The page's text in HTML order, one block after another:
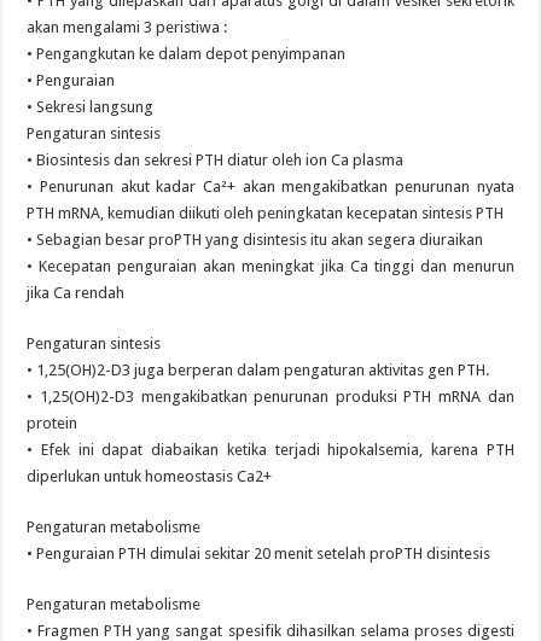
akan mengalami 3 peristiwa :
• Pengangkutan ke dalam depot penyimpanan
• Penguraian
• Sekresi langsung
Pengaturan sintesis
• Biosintesis dan sekresi PTH diatur oleh ion Ca plasma
• Penurunan akut kadar Ca²+ akan mengakibatkan penurunan nyata
PTH mRNA, kemudian diikuti oleh peningkatan kecepatan sintesis PTH
• Sebagian besar proPTH yang disintesis itu akan segera diuraikan
• Kecepatan penguraian akan meningkat jika Ca tinggi dan menurun
jika Ca rendah
Pengaturan sintesis
• 1,25(OH)2-D3 juga berperan dalam pengaturan aktivitas gen PTH.
• 1,25(OH)2-D3 mengakibatkan penurunan produksi PTH mRNA dan
protein
• Efek ini dapat diabaikan ketika terjadi hipokalsemia, karena PTH
diperlukan untuk homeostasis Ca2+
Pengaturan metabolisme
• Penguraian PTH dimulai sekitar 20 menit setelah proPTH disintesis
Pengaturan metabolisme
• Fragmen PTH yang sangat spesifik dihasilkan selama proses digesti